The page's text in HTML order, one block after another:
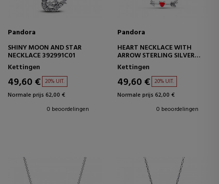
Pandora
SHINY MOON AND STAR
NECKLACE 392991C01
Kettingen
49,60 € 20% UIT.
Normale prijs 62,00 €
0 beoordelingen
Pandora
HEART NECKLACE WITH
ARROW STERLING SILVER
393669C01
Kettingen
49,60 € 20% UIT.
Normale prijs 62,00 €
0 beoordelingen